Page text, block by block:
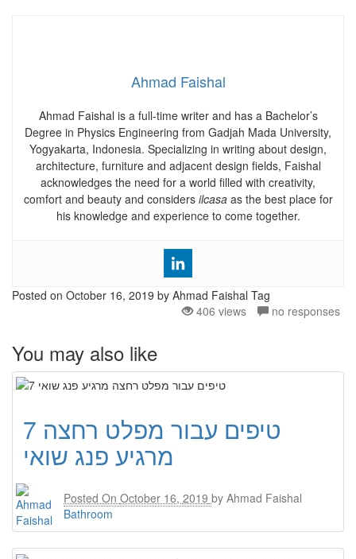
Ahmad Faishal
Ahmad Faishal is a full-time writer and has a Bachelor’s
Degree in Physics Engineering from Gadjah Mada University,
Yogyakarta, Indonesia. Specializing in writing about design,
architecture, furniture and adjacent design fields, Faishal
acknowledges the need for a world filled with creativity,
comfort and beauty and considers ilcasaas the best place for
his knowledge and experience to come together.
Posted on October 16, 2019 by Ahmad Faishal Tag
406 views
no responses
You may also like
7 טיפים עבור מפלט רחצה
מרגיע פנג שואי
Posted On October 16, 2019 by Ahmad Faishal
Bathroom